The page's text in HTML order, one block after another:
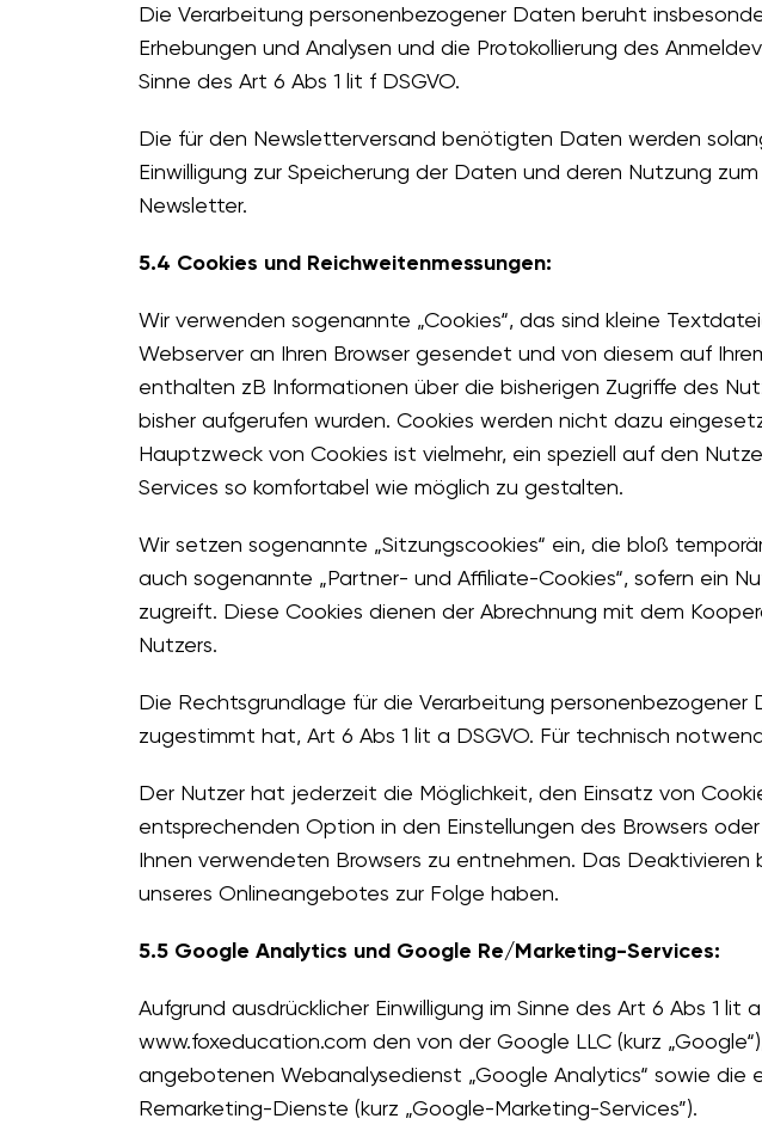
Die Verarbeitung personenbezogener Daten beruht
Erhebungen und Analysen und die Protokollierung des
Sinne des Art 6 Abs 1 lit f DSGVO.
Die für den Newsletterversand benötigten Daten werden
Einwilligung zur Speicherung der Daten und deren Nutzung
Newsletter.
5.4 Cookies und Reichweitenmessungen:
Wir verwenden sogenannte „Cookies“, das sind kleine
Webserver an Ihren Browser gesendet und von diesem auf
enthalten zB Informationen über die bisherigen Zugriffe des
bisher aufgerufen wurden. Cookies werden nicht dazu
Hauptzweck von Cookies ist vielmehr, ein speziell auf den
Services so komfortabel wie möglich zu gestalten.
Wir setzen sogenannte „Sitzungscookies“ ein, die bloß
auch sogenannte „Partner- und Affiliate-Cookies“, sofern ein
zugreift. Diese Cookies dienen der Abrechnung mit dem
Nutzers.
Die Rechtsgrundlage für die Verarbeitung
zugestimmt hat, Art 6 Abs 1 lit a DSGVO. Für technisch
Der Nutzer hat jederzeit die Möglichkeit, den Einsatz von
entsprechenden Option in den Einstellungen des Browsers
Ihnen verwendeten Browsers zu entnehmen. Das Deaktivieren
unseres Onlineangebotes zur Folge haben.
5.5 Google Analytics und Google Re/Marketing-Services:
Aufgrund ausdrücklicher Einwilligung im Sinne des Art 6 Abs 1
www.foxeducation.com den von der Google LLC (kurz
angebotenen Webanalysedienst „Google Analytics“ sowie
Remarketing-Dienste (kurz „Google-Marketing-Services”).